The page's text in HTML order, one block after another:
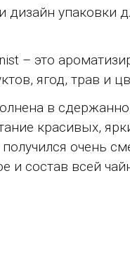
дизайн упаковки
– это
ягод, трав и
в
красивых,
очень
состав всей